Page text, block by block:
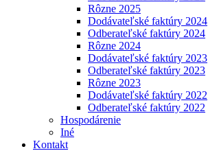
Rôzne 2025
Dodávateľské faktúry 2024
Odberateľské faktúry 2024
Rôzne 2024
Dodávateľské faktúry 2023
Odberateľské faktúry 2023
Rôzne 2023
Dodávateľské faktúry 2022
Odberateľské faktúry 2022
Hospodárenie
Iné
Kontakt